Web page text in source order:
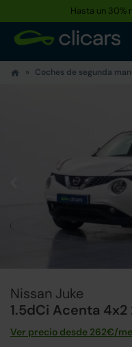
Hasta un 30%
Coches de segunda
Nissan Juke
1.5dCi Acenta 4x2
Ver precio desde 262€/